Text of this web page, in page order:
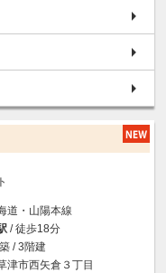
道・山陽本線
/ 徒歩18分
/ 3階建
津市西矢倉３丁目